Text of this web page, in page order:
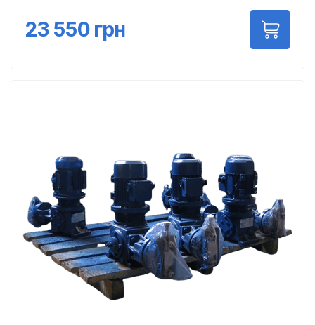
23 550 грн